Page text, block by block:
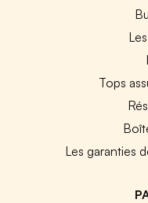
Tops
Les garanties